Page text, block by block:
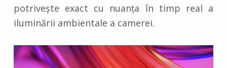
potrivește exact cu nuanța în timp real a
iluminării ambientale a camerei.